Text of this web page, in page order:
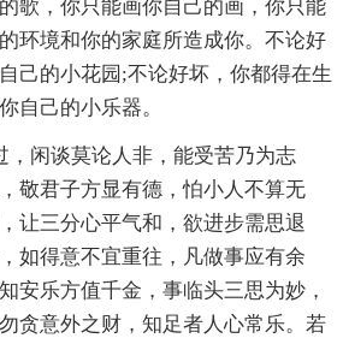
歌，你只能画你自己的画，你只能
环境和你的家庭所造成你。不论好
己的小花园;不论好坏，你都得在生
自己的小乐器。
，闲谈莫论人非，能受苦乃为志
敬君子方显有德，怕小人不算无
让三分心平气和，欲进步需思退
如得意不宜重往，凡做事应有余
安乐方值千金，事临头三思为妙，
贪意外之财，知足者人心常乐。若